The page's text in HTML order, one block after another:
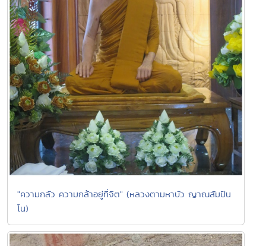
"ความกลัว ความกล้าอยู่ที่จิต" (หลวงตามหาบัว ญาณสัมปัน
โน)